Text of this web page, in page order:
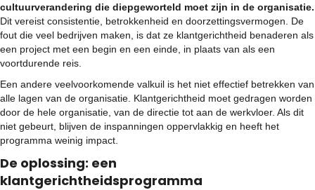
cultuurverandering die diepgeworteld moet zijn in de organisatie.
Dit vereist consistentie, betrokkenheid en doorzettingsvermogen. De
fout die veel bedrijven maken, is dat ze klantgerichtheid benaderen als
een project met een begin en een einde, in plaats van als een
voortdurende reis.
Een andere veelvoorkomende valkuil is het niet effectief betrekken van
alle lagen van de organisatie. Klantgerichtheid moet gedragen worden
door de hele organisatie, van de directie tot aan de werkvloer. Als dit
niet gebeurt, blijven de inspanningen oppervlakkig en heeft het
programma weinig impact.
De oplossing: een
klantgerichtheidsprogramma